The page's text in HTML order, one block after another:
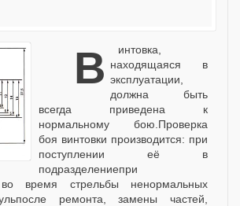
Винтовка, находящаяся в
эксплуатации,
должна быть
всегда приведена к
нормальному бою.Проверка
боя винтовки производится: при
поступлении её в
подразделениепри
время стрельбы ненормальных
ремонта, замены частей,